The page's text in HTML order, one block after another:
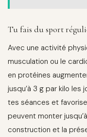
Tu fais du sport
Avec une activité
musculation ou le
en protéines
jusqu’à 3 g par kilo les
tes séances et
peuvent monter
construction et la